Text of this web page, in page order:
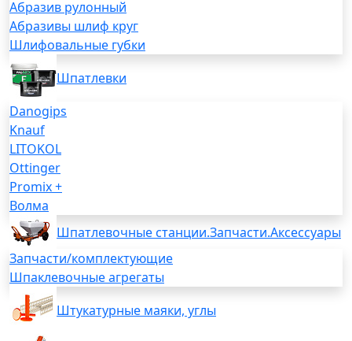
Абразив рулонный
Абразивы шлиф круг
Шлифовальные губки
Шпатлевки
Danogips
Knauf
LITOKOL
Ottinger
Promix +
Волма
Шпатлевочные станции.Запчасти.Аксессуары
Запчасти/комплектующие
Шпаклевочные агрегаты
Штукатурные маяки, углы